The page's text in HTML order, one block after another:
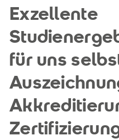
Exzellente
für uns